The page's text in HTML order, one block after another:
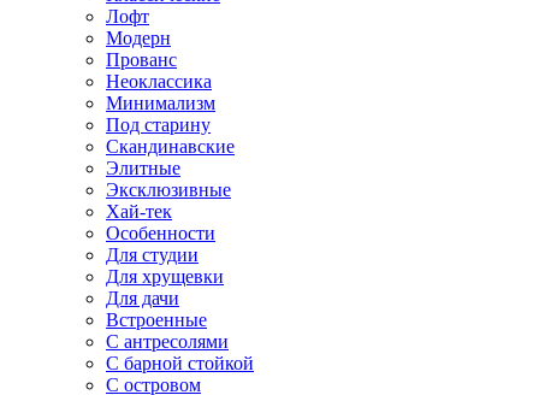
Лофт
Модерн
Прованс
Неоклассика
Минимализм
Под старину
Скандинавские
Элитные
Эксклюзивные
Хай-тек
Особенности
Для студии
Для хрущевки
Для дачи
Встроенные
С антресолями
С барной стойкой
С островом